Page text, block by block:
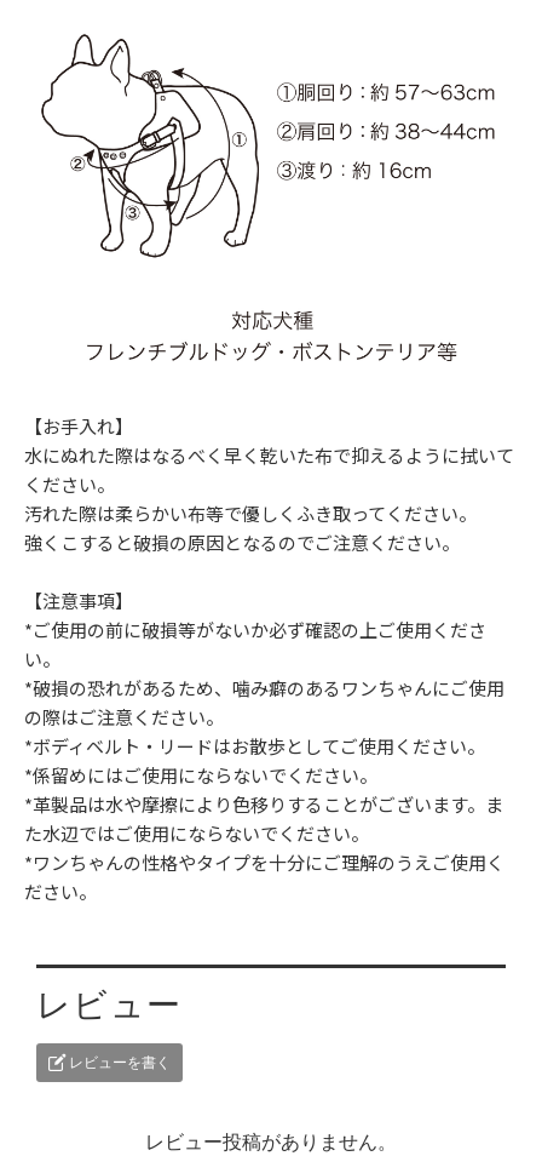
【お手入れ】
水にぬれた際はなるべく早く乾いた布で抑えるように拭いて
ください。
汚れた際は柔らかい布等で優しくふき取ってください。
強くこすると破損の原因となるのでご注意ください。
【注意事項】
*ご使用の前に破損等がないか必ず確認の上ご使用くださ
い。
*破損の恐れがあるため、噛み癖のあるワンちゃんにご使用
の際はご注意ください。
*ボディベルト・リードはお散歩としてご使用ください。
*係留めにはご使用にならないでください。
*革製品は水や摩擦により色移りすることがございます。ま
た水辺ではご使用にならないでください。
*ワンちゃんの性格やタイプを十分にご理解のうえご使用く
ださい。
レビュー
レビューを書く
レビュー投稿がありません。